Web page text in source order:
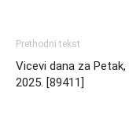
Prethodni tekst
Vicevi dana za Petak,
2025. [89411]